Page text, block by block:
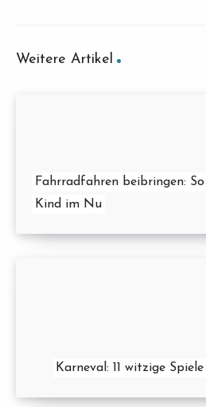
Weitere Artikel
Fahrradfahren beibringen:
Kind im Nu
Karneval: 11 witzige